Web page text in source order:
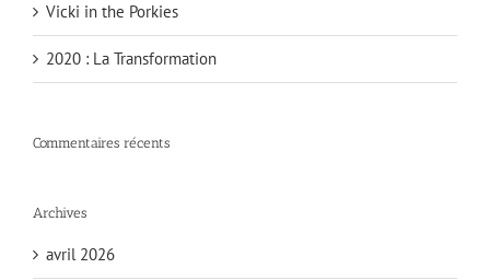
Vicki in the Porkies
2020 : La Transformation
Commentaires récents
Archives
avril 2026